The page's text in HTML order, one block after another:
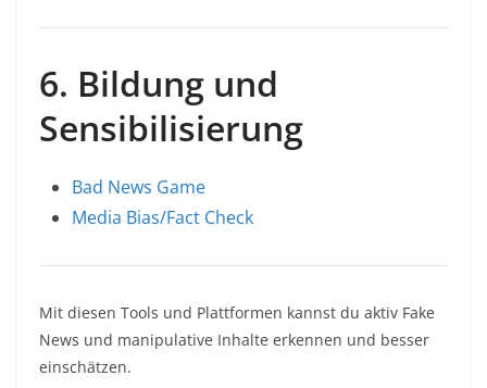
6. Bildung und
Sensibilisierung
Bad News Game
Media Bias/Fact Check
Mit diesen Tools und Plattformen kannst du aktiv Fake
News und manipulative Inhalte erkennen und besser
einschätzen.